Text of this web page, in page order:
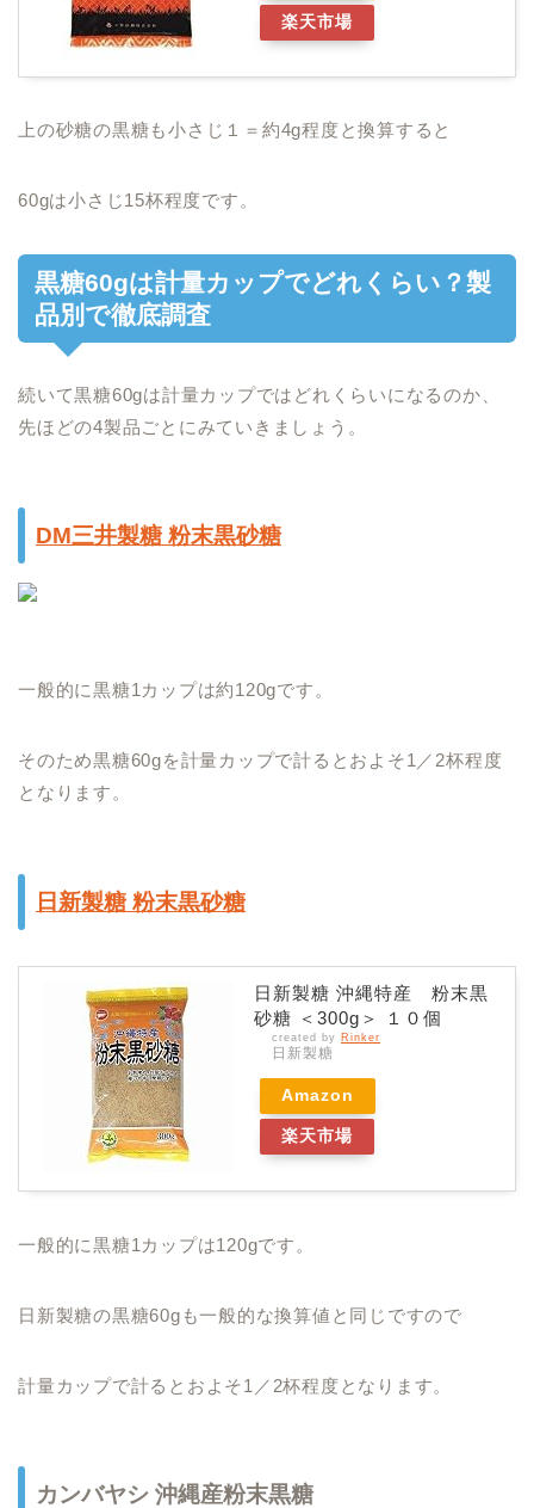
楽天市場
上の砂糖の黒糖も小さじ１＝約4g程度と換算すると
60gは小さじ15杯程度です。
黒糖60gは計量カップでどれくらい？製
品別で徹底調査
続いて黒糖60gは計量カップではどれくらいになるのか、
先ほどの4製品ごとにみていきましょう。
DM三井製糖 粉末黒砂糖
一般的に黒糖1カップは約120gです。
そのため黒糖60gを計量カップで計るとおよそ1／2杯程度
となります。
日新製糖 粉末黒砂糖
日新製糖 沖縄特産 粉末黒
砂糖 ＜300g＞ １０個
created by Rinker
日新製糖
Amazon
楽天市場
一般的に黒糖1カップは120gです。
日新製糖の黒糖60gも一般的な換算値と同じですので
計量カップで計るとおよそ1／2杯程度となります。
カンバヤシ 沖縄産粉末黒糖